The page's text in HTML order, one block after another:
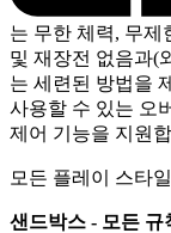
는 무한 체력, 무제
및 재장전 없음과(
는 세련된 방법을
사용할 수 있는 오
제어 기능을 지원
모든 플레이 스타
샌드박스 - 모든 규